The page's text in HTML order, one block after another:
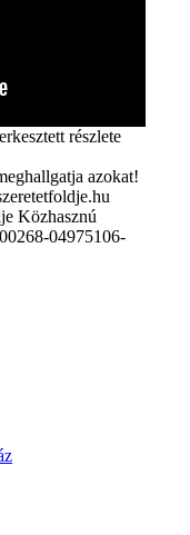
részlete
azokat!
Közhasznú
04975106-